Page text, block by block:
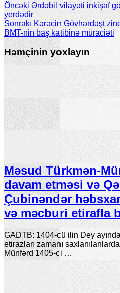
Öncəki Ərdəbil vilayəti inkişaf
yerdədir
Sonrakı Kərəcin Gövhərdəşt
BMT-nin baş katibinə müraciəti
Həmçinin yoxlayın
Məsud Türkmən-
davam etməsi və
Çubinəndər
və məcburi etirafla
GADTB: 1404-cü ilin Dey
etirazları zamanı
Münfərd 1405-ci …